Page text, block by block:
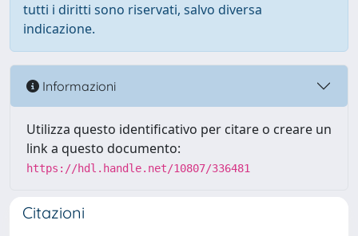
tutti i diritti sono riservati, salvo diversa
indicazione.
Informazioni
Utilizza questo identificativo per citare o creare un
link a questo documento:
https://hdl.handle.net/10807/336481
Citazioni